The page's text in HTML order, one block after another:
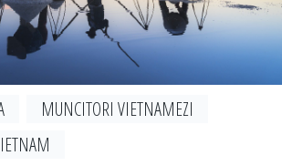
MUNCITORI VIETNAMEZI